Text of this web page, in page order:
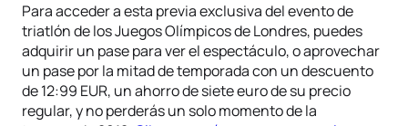
Para acceder a esta previa exclusiva del evento de
triatlón de los Juegos Olímpicos de Londres, puedes
adquirir un pase para ver el espectáculo, o aprovechar
un pase por la mitad de temporada con un descuento
de 12:99 EUR, un ahorro de siete euro de su precio
regular, y no perderás un solo momento de la